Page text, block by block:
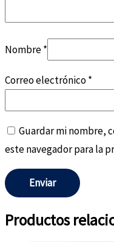
Nombre*
Correo electrónico*
Guardar mi nombre,
este navegador para la
Productos